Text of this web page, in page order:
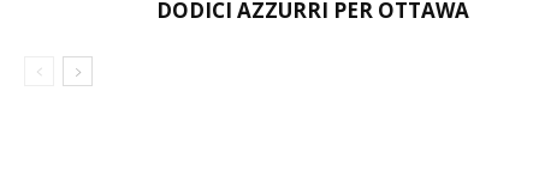
DODICI AZZURRI PER OTTAWA